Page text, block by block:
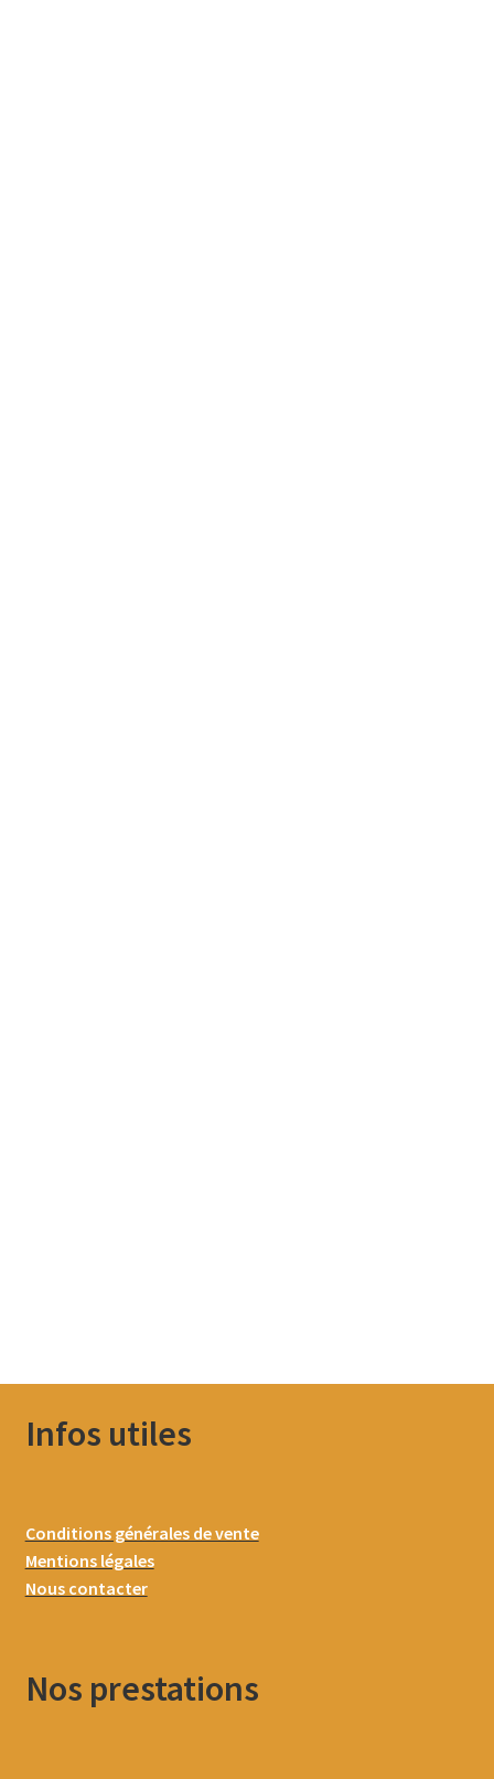
Infos utiles
Conditions générales de vente
Mentions légales
Nous contacter
Nos prestations